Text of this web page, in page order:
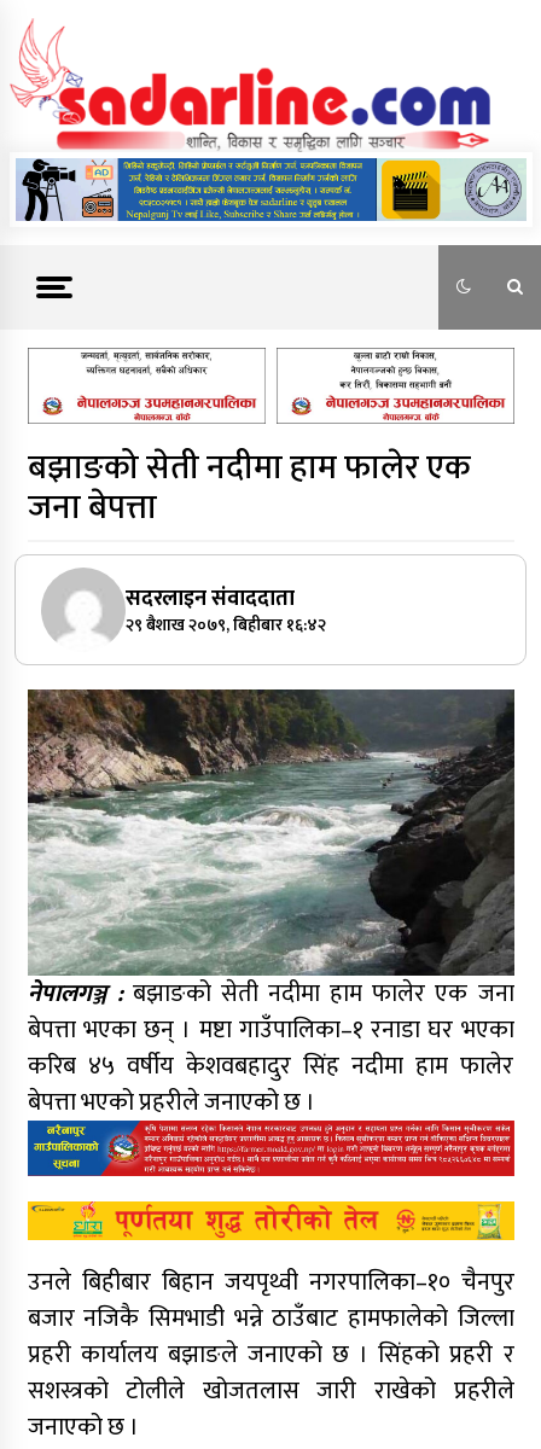
content
News For Nepal
बझाङको सेती नदीमा हाम फालेर एक
जना बेपत्ता
सदरलाइन संवाददाता
२९ बैशाख २०७९, बिहीबार १६:४२
नेपालगञ्ज :बझाङको सेती नदीमा हाम फालेर एक जना
बेपत्ता भएका छन् । मष्टा गाउँपालिका–१ रनाडा घर भएका
करिब ४५ वर्षीय केशवबहादुर सिंह नदीमा हाम फालेर
बेपत्ता भएको प्रहरीले जनाएको छ ।
उनले बिहीबार बिहान जयपृथ्वी नगरपालिका–१० चैनपुर
बजार नजिकै सिमभाडी भन्ने ठाउँबाट हामफालेको जिल्ला
प्रहरी कार्यालय बझाङले जनाएको छ । सिंहको प्रहरी र
सशस्त्रको टोलीले खोजतलास जारी राखेको प्रहरीले
जनाएको छ ।